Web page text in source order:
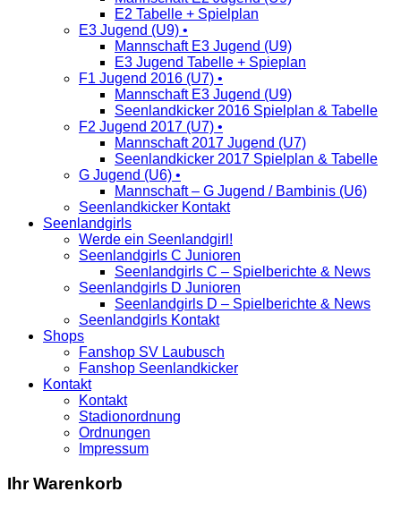
E2 Tabelle + Spielplan
E3 Jugend (U9) •
Mannschaft E3 Jugend (U9)
E3 Jugend Tabelle + Spieplan
F1 Jugend 2016 (U7) •
Mannschaft E3 Jugend (U9)
Seenlandkicker 2016 Spielplan & Tabelle
F2 Jugend 2017 (U7) •
Mannschaft 2017 Jugend (U7)
Seenlandkicker 2017 Spielplan & Tabelle
G Jugend (U6) •
Mannschaft – G Jugend / Bambinis (U6)
Seenlandkicker Kontakt
Seenlandgirls
Werde ein Seenlandgirl!
Seenlandgirls C Junioren
Seenlandgirls C – Spielberichte & News
Seenlandgirls D Junioren
Seenlandgirls D – Spielberichte & News
Seenlandgirls Kontakt
Shops
Fanshop SV Laubusch
Fanshop Seenlandkicker
Kontakt
Kontakt
Stadionordnung
Ordnungen
Impressum
Ihr Warenkorb